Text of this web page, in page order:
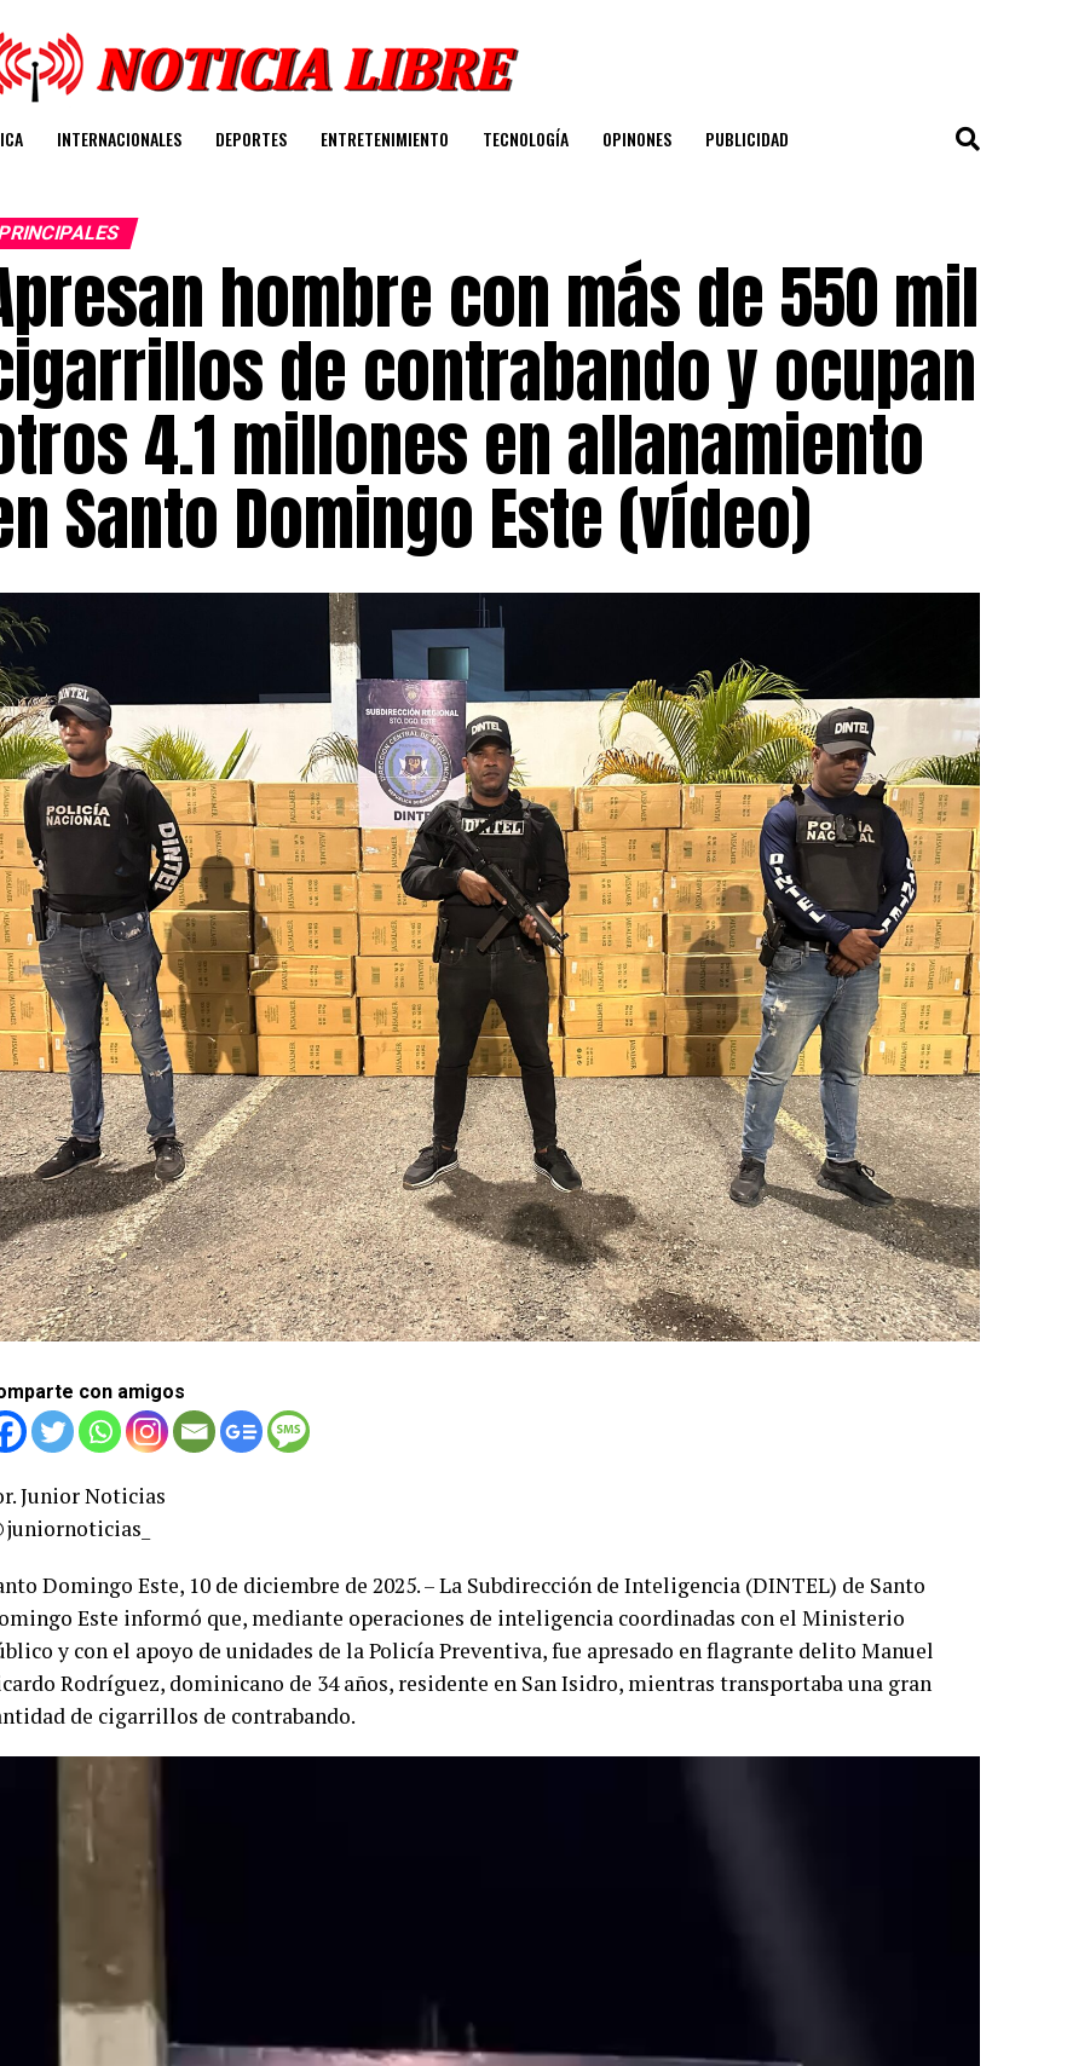
INTERNACIONALES DEPORTES ENTRETENIMIENTO TECNOLOGÍA OPINONES PUBLICIDAD
hombre con más de 550 mil
de contrabando y ocupan
4.1 millones en allanamiento
Santo Domingo Este (vídeo)
con amigos
Junior Noticias
Domingo Este, 10 de diciembre de 2025. – La Subdirección de Inteligencia (DINTEL) de Santo
Este informó que, mediante operaciones de inteligencia coordinadas con el Ministerio
y con el apoyo de unidades de la Policía Preventiva, fue apresado en flagrante delito Manuel
Rodríguez, dominicano de 34 años, residente en San Isidro, mientras transportaba una gran
de cigarrillos de contrabando.